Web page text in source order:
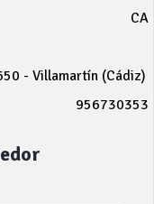
CA
- Villamartín (Cádiz)
956730353